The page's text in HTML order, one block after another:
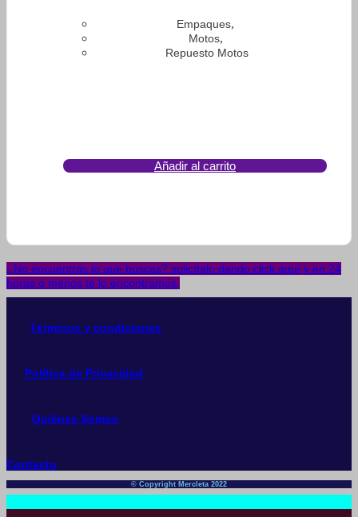
Empaques,
Motos,
Repuesto Motos
Añadir al carrito
¿No encuentras lo que buscas? solicítalo dando click aquí y en 24
horas o menos te lo encontramos.
Términos y condiciones
Política de Privacidad
Quiénes Somos
Contacto
© Copyright Mercleta 2022